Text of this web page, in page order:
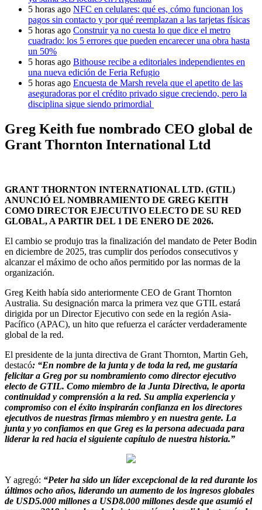
5 horas ago NFC en celulares: qué es, cómo funcionan los
pagos sin contacto y por qué reemplazan a las tarjetas físicas
5 horas ago Construir ya no cuesta lo que dice el metro
cuadrado: los 5 errores que pueden encarecer una obra hasta
un 50%
5 horas ago Bithouse recibe a editoriales independientes en
una nueva edición de Feria Refugio
5 horas ago Encuesta de Marsh revela que el apetito de las
aseguradoras por el crédito privado sigue creciendo, pero la
disciplina sigue siendo primordial
Greg Keith fue nombrado CEO global de
Grant Thornton International Ltd
GRANT THORNTON INTERNATIONAL LTD. (GTIL)
ANUNCIÓ EL NOMBRAMIENTO DE GREG KEITH
COMO DIRECTOR EJECUTIVO ELECTO DE SU RED
GLOBAL, A PARTIR DEL 1 DE ENERO DE 2026.
El cambio se produjo tras la finalización del mandato de Peter Bodin
en diciembre de 2025, tras cumplir dos períodos consecutivos y
alcanzar el máximo de ocho años permitido por las normas de la
organización.
Greg Keith había sido anteriormente CEO de Grant Thornton
Australia. Su designación marca la primera vez que GTIL estará
dirigida por un Director Ejecutivo con sede en la región Asia-
Pacífico (APAC), un hito que refuerza el carácter verdaderamente
global de la red.
El presidente de la junta directiva de Grant Thornton, Martin Geh,
destacó: “En nombre de la junta y de toda la red, me gustaría
felicitar a Greg por su nombramiento como director ejecutivo
electo de GTIL. Como miembro de la Junta Directiva, le aporta
continuidad y comprensión a la red. Su amplia experiencia y
compromiso con el éxito inspirarán confianza en los directores
ejecutivos de nuestras firmas miembro y en nuestra gente. La
junta y yo confiamos en que Greg es la persona adecuada para
liderar la red hacia el siguiente capítulo de nuestra historia.”
Y agregó: “Peter ha sido un líder excepcional de la red durante los
últimos ocho años, liderando un aumento de los ingresos globales
de USD5.000 millones a USD8.000 millones desde que asumió el